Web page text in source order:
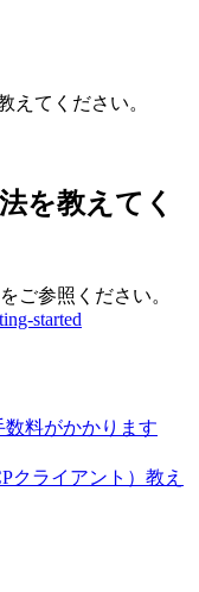
えてください。
を教えてく
ご参照ください。
started
数料がかかります
クライアント）教え